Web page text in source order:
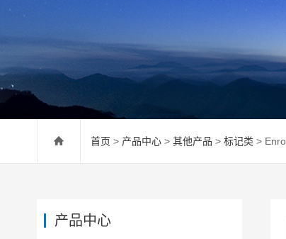
首页 > 产品中心 > 其他产品 > 标记类 >
产品中心